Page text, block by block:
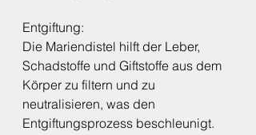
Entgiftung:
Die Mariendistel hilft der Leber,
Schadstoffe und Giftstoffe aus dem
Körper zu filtern und zu
neutralisieren, was den
Entgiftungsprozess beschleunigt.